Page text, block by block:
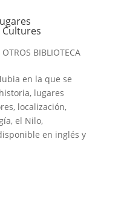
OTROS BIBLIOTECA
en la que se
lugares
localización,
el Nilo,
en inglés y